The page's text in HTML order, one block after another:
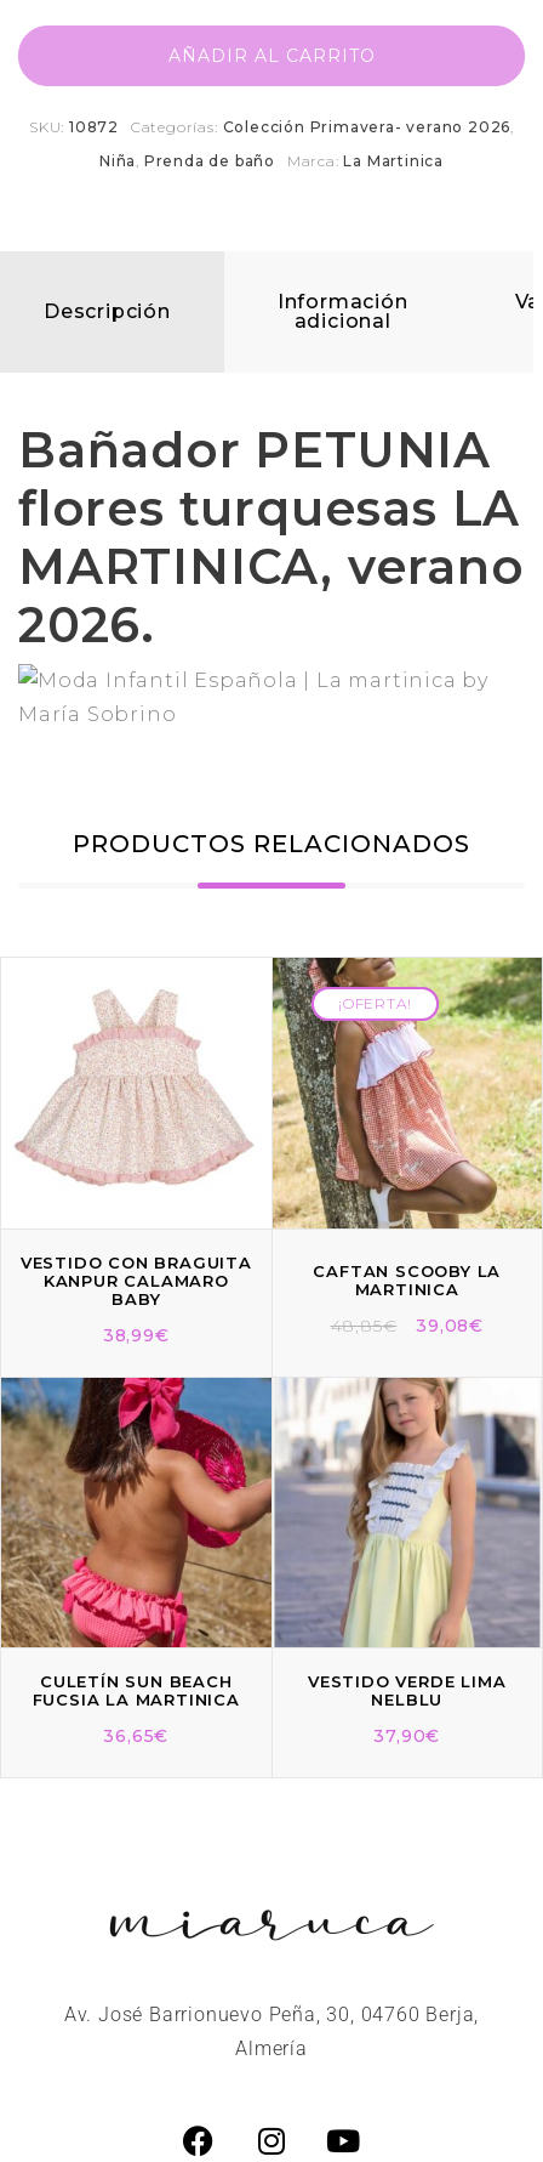
AÑADIR AL CARRITO
SKU:10872 Categorías: Colección Primavera- verano 2026,
Niña , Prenda de baño Marca:La Martinica
Descripción
Información
adicional
Bañador PETUNIA
flores turquesas LA
MARTINICA, verano
2026.
PRODUCTOS RELACIONADOS
VESTIDO CON BRAGUITA
KANPUR CALAMARO
BABY
38,99€
¡OFERTA!
¡OFERTA!
CAFTAN SCOOBY LA
MARTINICA
48,85€ 39,08€
CULETÍN SUN BEACH
FUCSIA LA MARTINICA
36,65€
VESTIDO VERDE LIMA
NELBLU
37,90€
Av. José Barrionuevo Peña, 30, 04760 Berja,
Almería